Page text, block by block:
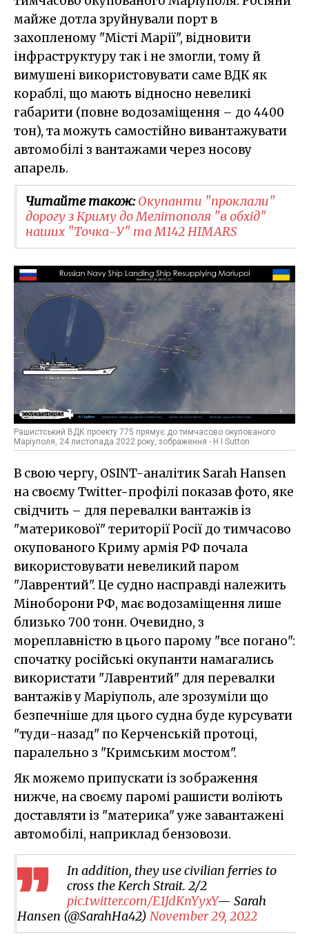
майже дотла зруйнували порт в
захопленому "Місті Марії", відновити
інфраструктуру так і не змогли, тому й
вимушені використовувати саме ВДК як
кораблі, що мають відносно невеликі
габарити (повне водозаміщення – до 4400
тон), та можуть самостійно вивантажувати
автомобілі з вантажами через носову
апарель.
Читайте також:Окупанти "проклали"
дорогу з Криму до Мелітополя "в обхід"
наших "Точка-У" та M142 HIMARS
Рашистський ВДК проекту 775 прямує до тимчасово окупованого
Маріуполя, 24 листопада 2022 року, зображення - H I Sutton
В свою чергу, OSINT-аналітик Sarah Hansen
на своєму Twitter-профілі показав фото, яке
свідчить – для перевалки вантажів із
"материкової" території Росії до тимчасово
окупованого Криму армія РФ почала
використовувати невеликий паром
"Лаврентий". Це судно насправді належить
Міноборони РФ, має водозаміщення лише
близько 700 тонн. Очевидно, з
мореплавністю в цього парому "все погано":
спочатку російські окупанти намагались
використати "Лаврентий" для перевалки
вантажів у Маріуполь, але зрозуміли що
безпечніше для цього судна буде курсувати
"туди-назад" по Керченській протоці,
паралельно з "Кримським мостом".
Як можемо припускати із зображення
нижче, на своєму паромі рашисти воліють
доставляти із "материка" уже завантажені
автомобілі, наприклад бензовози.
In addition, they use civilian ferries to
cross the Kerch Strait. 2/2
pic.twitter.com/E1JdKnYyxY— Sarah
Hansen (@SarahHa42) November 29, 2022